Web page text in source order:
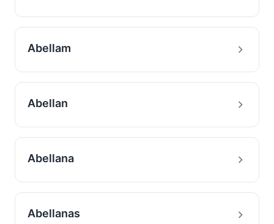
Abellam
Abellan
Abellana
Abellanas